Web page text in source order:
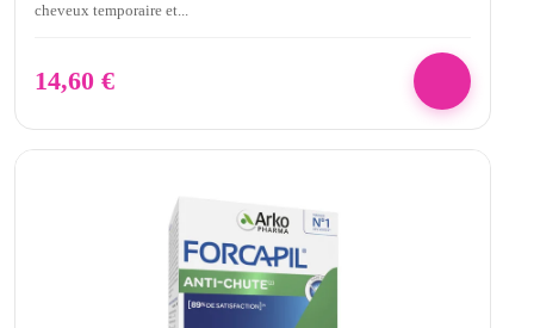
cheveux temporaire et...
14,60 €